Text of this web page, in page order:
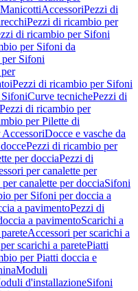
AccessoriPezzi di
Pezzi di ricambio per
di ricambio per Sifoni
per Sifoni da
Sifoni
Pezzi di ricambio per Sifoni
Curve tecnichePezzi di
Pezzi di ricambio per
per Pilette di
Docce e vasche da
Pezzi di ricambio per
per docciaPezzi di
per canalette per
canalette per docciaSifoni
per Sifoni per doccia a
a pavimentoPezzi di
a pavimentoScarichi a
Accessori per scarichi a
scarichi a paretePiatti
per Piatti doccia e
Moduli
d'installazioneSifoni